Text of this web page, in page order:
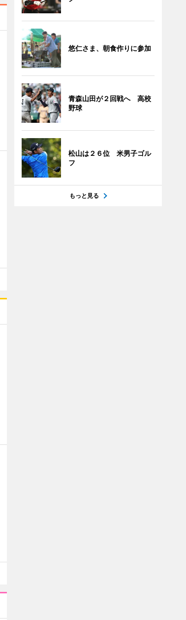
悠仁さま、朝食作りに参加
青森山田が２回戦へ 高校
野球
松山は２６位 米男子ゴル
フ
もっと見る